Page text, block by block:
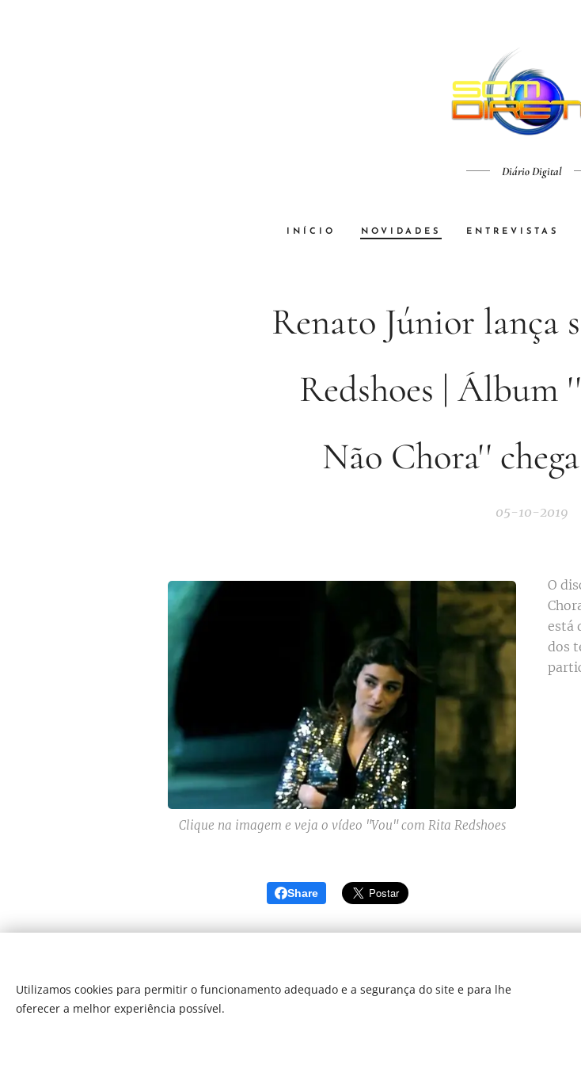
Diário Digital
INÍCIO NOVIDADES ENTREVISTAS
Renato Júnior lança
Redshoes | Álbum
Não Chora''
05-10-2019
Clique na imagem e veja o vídeo "Vou" com Rita Redshoes
O
está
dos
Share
Utilizamos cookies para permitir o funcionamento adequado e a segurança do site e para lhe
oferecer a melhor experiência possível.